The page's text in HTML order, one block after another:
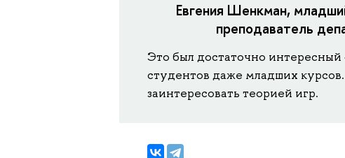
Евгения Шенкман,
преподаватель
Это был достаточно
студентов даже младших
заинтересовать теорией игр.